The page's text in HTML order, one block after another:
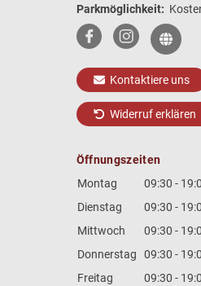
Parkmöglichkeit:
Kontaktiere uns
Widerruf erklären
Öffnungszeiten
Montag
09:30 -
Dienstag
09:30 -
Mittwoch
09:30 -
Donnerstag
09:30 -
Freitag
09:30 -